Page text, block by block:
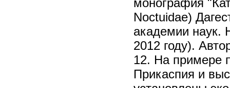
монография
Noctuidae)
академии наук.
2012 году).
12. На примере
Прикаспия и